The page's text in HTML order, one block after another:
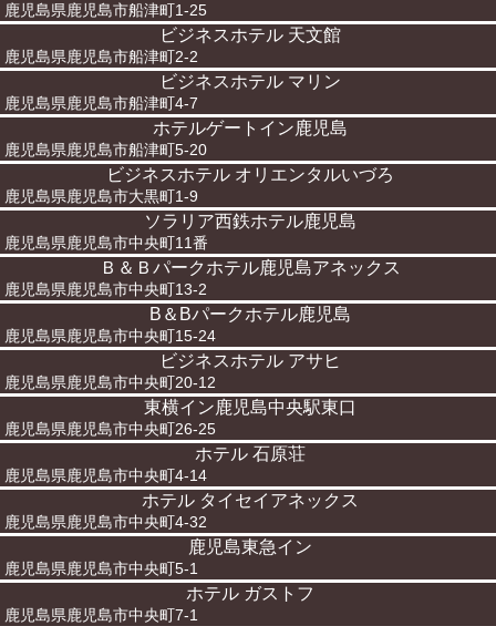
鹿児島県鹿児島市船津町1-25
ビジネスホテル 天文館
鹿児島県鹿児島市船津町2-2
ビジネスホテル マリン
鹿児島県鹿児島市船津町4-7
ホテルゲートイン鹿児島
鹿児島県鹿児島市船津町5-20
ビジネスホテル オリエンタルいづろ
鹿児島県鹿児島市大黒町1-9
ソラリア西鉄ホテル鹿児島
鹿児島県鹿児島市中央町11番
Ｂ＆Ｂパークホテル鹿児島アネックス
鹿児島県鹿児島市中央町13-2
B＆Bパークホテル鹿児島
鹿児島県鹿児島市中央町15-24
ビジネスホテル アサヒ
鹿児島県鹿児島市中央町20-12
東横イン鹿児島中央駅東口
鹿児島県鹿児島市中央町26-25
ホテル 石原荘
鹿児島県鹿児島市中央町4-14
ホテル タイセイアネックス
鹿児島県鹿児島市中央町4-32
鹿児島東急イン
鹿児島県鹿児島市中央町5-1
ホテル ガストフ
鹿児島県鹿児島市中央町7-1